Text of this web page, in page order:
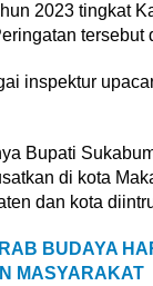
2023 tingkat
inspektur
Bupati
di kota
dan kota
BUDAYA
MASYARAKAT